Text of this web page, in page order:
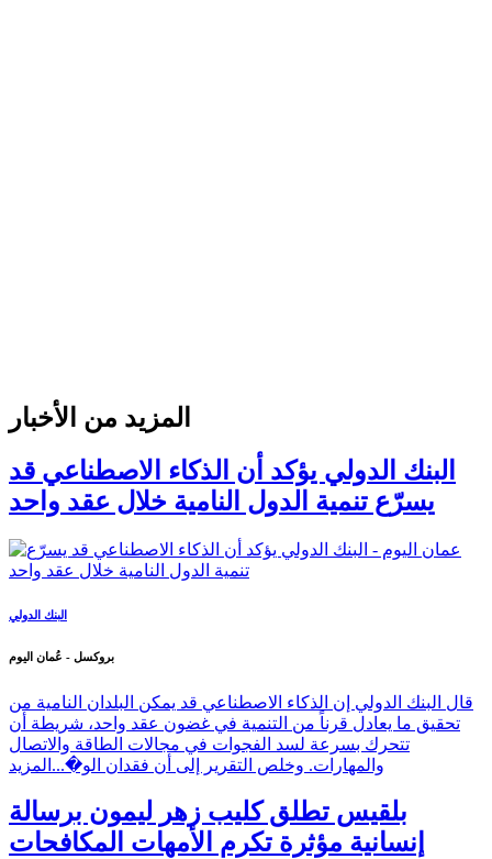
المزيد من الأخبار
البنك الدولي يؤكد أن الذكاء الاصطناعي قد
يسرّع تنمية الدول النامية خلال عقد واحد
البنك الدولي
بروكسل - عُمان اليوم
قال البنك الدولي إن الذكاء الاصطناعي قد يمكن البلدان النامية من
تحقيق ما يعادل قرناً من التنمية في غضون عقد واحد، شريطة أن
تتحرك بسرعة لسد الفجوات في مجالات الطاقة والاتصال
والمهارات. وخلص التقرير إلى أن فقدان الو�... المزيد
بلقيس تطلق كليب زهر ليمون برسالة
إنسانية مؤثرة تكرم الأمهات المكافحات